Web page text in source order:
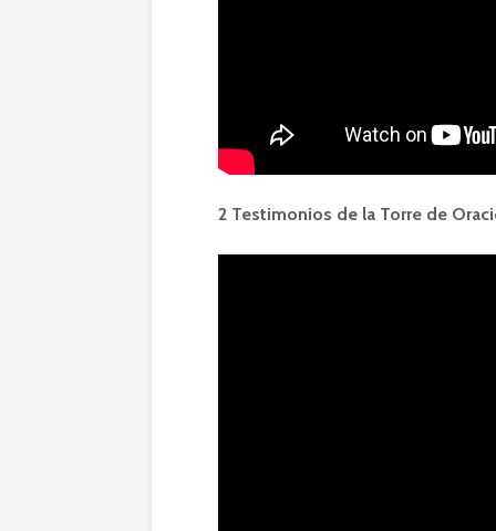
2 Testimonios de la Torre de